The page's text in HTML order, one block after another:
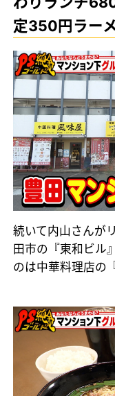
定350円ラー
続いて内山さんが
田市の『東和ビル
のは中華料理店の